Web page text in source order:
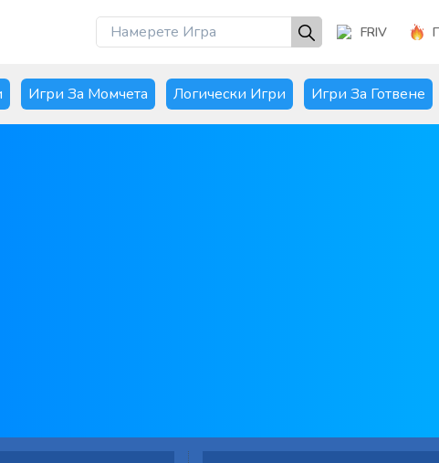
FRIV
Игри За Момчета Логически Игри Игри За Готвене